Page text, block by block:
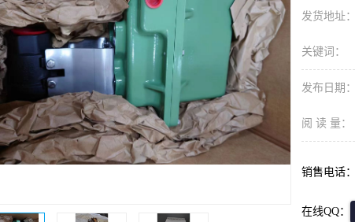
发货地址：
关键词：
发布日期：
阅 读 量：
销售电话：
在线QQ：